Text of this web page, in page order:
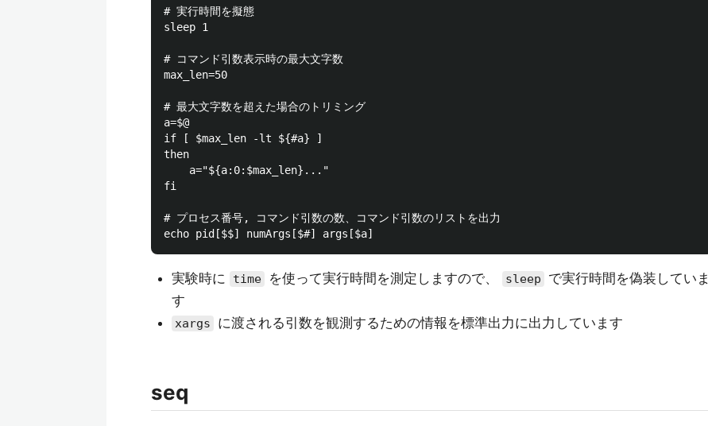
# 実行時間を擬態
sleep 1
# コマンド引数表示時の最大文字数
max_len=50
# 最大文字数を超えた場合のトリミング
a=$@
if [ $max_len -lt ${#a} ]
then
    a="${a:0:$max_len}..."
fi
# プロセス番号, コマンド引数の数、コマンド引数のリストを出力
実験時に time を使って実行時間を測定しますので、 sleep
で実行時間を偽装していま
す
xargs に渡される引数を観測するための情報を標準出力に出力しています
seq